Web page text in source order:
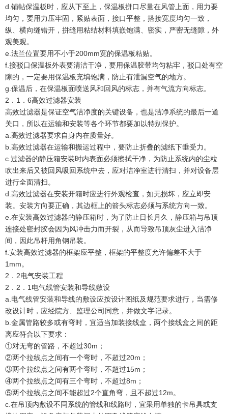
d.铺帖保温板时，应从下至上，保温板拼口尽量在风管上面，用力要
均匀，要用力压牢固，紧贴表面，接口平整，搭接宽度均匀一致，
纵、横向缝错开，拼缝用粘结材料填嵌饱满、密实，严密无缝隙，外
观美观。
e.法兰位置要用不小于200mm宽的保温板粘贴。
f.接驳口保温板外表要清洁干净，要用保温胶带均匀粘牢，驳口处有空
隙的，一定要用保温板充填饱满，防止有泄漏空气的地方。
g.保温后，在保温板面喷送风和回风的标志，并有气流方向标志。
2．1．6高效过滤器安装
高效过滤器是保证空气洁净度的关键设备，也是洁净系统的最后一道
关口，所以在运输和安装等各个环节都要加以特别保护。
a.高效过滤器要求自身内在质量好。
b.高效过滤器在运输和搬运过程中，要防止折叠的滤纸下垂受力。
c.过滤器的静压箱安装时内表面必须擦拭干净，为防止系统内的尘粒
吹出来后又被回风吸回系统中去，应对洁净室进行清扫，并对设备层
进行全面清扫。
d.高效过滤器在安装开箱时应进行外观检查，如无损坏，应立即安
装。安装方向要正确，其边框上的箭头标志必须与系统方向一致。
e.在安装高效过滤器的静压箱时，为了防止日长月久，静压箱与吊顶
连接处密封胶会因为风冲击力而开裂，从而导致吊顶灰尘进入洁净
间，因此吊杆用角钢吊装。
f.安装高效过滤器的框架应平整，框架的平整度允许偏差不大于
1mm。
2．2电气安装工程
2．2．1电气线管安装和导线敷设
a.电气线管安装和导线的敷设应按设计图纸及规范要求进行，当需修
改设计时，应经院方、监理公司同意，并做文字记录。
b.金属管路较多或有弯时，宜适当加装接线盒，两个接线盒之间的距
离应符合以下要求：
①对无弯的管路，不超过30m；
②两个拉线点之间有一个弯时，不超过20m；
③两个拉线点之间有两个弯时，不超过15m；
④两个拉线点之间有三个弯时，不超过8m；
⑤两个拉线点之间不能超过2个直角弯，且不超过12m。
c.在吊顶内敷设不同系统的管线和线路时，宜采用单独的卡吊具或支